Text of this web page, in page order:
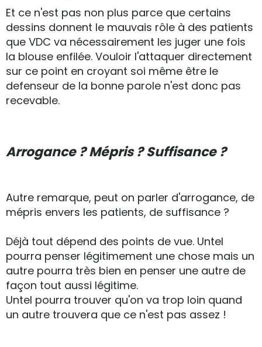
Et ce n'est pas non plus parce que certains
dessins donnent le mauvais rôle à des patients
que VDC va nécessairement les juger une fois
la blouse enfilée. Vouloir l'attaquer directement
sur ce point en croyant soi même être le
defenseur de la bonne parole n'est donc pas
recevable.
Arrogance ? Mépris ? Suffisance ?
Autre remarque, peut on parler d'arrogance, de
mépris envers les patients, de suffisance ?
Déjà tout dépend des points de vue. Untel
pourra penser légitimement une chose mais un
autre pourra très bien en penser une autre de
façon tout aussi légitime.
Untel pourra trouver qu'on va trop loin quand
un autre trouvera que ce n'est pas assez !